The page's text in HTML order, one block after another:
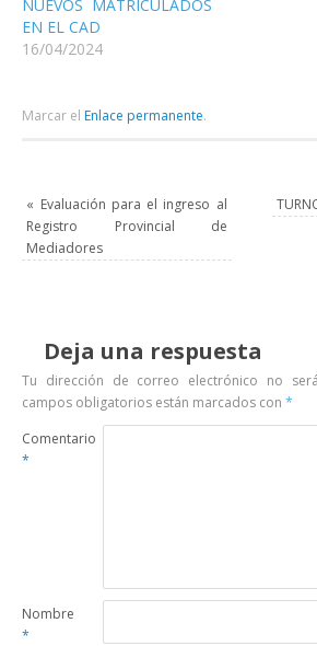
NUEVOS MATRICULADOS
EN EL CAD
16/04/2024
Marcar el Enlace permanente.
« Evaluación para el ingreso al
Registro Provincial de
Mediadores
Deja una respuesta
Tu dirección de correo electrónico no
campos obligatorios están marcados con*
Comentario
*
Nombre
*